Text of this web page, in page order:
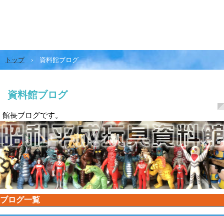
トップ › 資料館ブログ
資料館ブログ
館長ブログです。
ブログ一覧